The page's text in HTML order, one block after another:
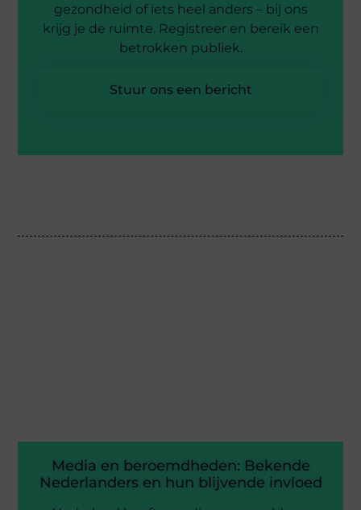
gezondheid of iets heel anders – bij ons
krijg je de ruimte. Registreer en bereik een
betrokken publiek.
Stuur ons een bericht
Media en beroemdheden: Bekende
Nederlanders en hun blijvende invloed